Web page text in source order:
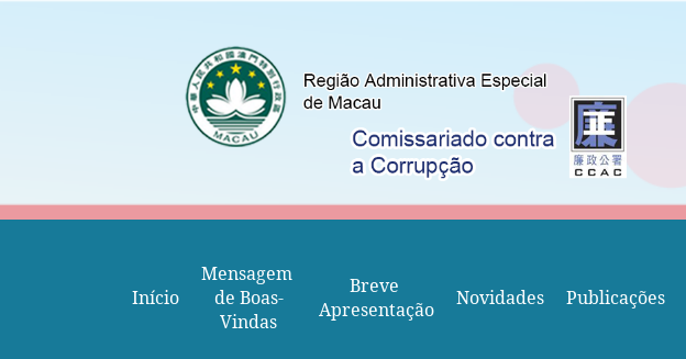
Início
Mensagem
de Boas-
Vindas
Breve
Apresentação
Novidades Publicações